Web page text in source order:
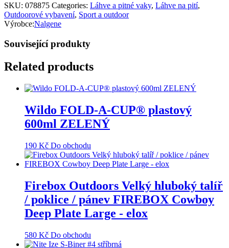
SKU: 078875 Categories: Láhve a pitné vaky, Láhve na pití,
Outdoorové vybavení, Sport a outdoor
Výrobce:Nalgene
Související produkty
Related products
Wildo FOLD-A-CUP® plastový
600ml ZELENÝ
190 Kč Do obchodu
Firebox Outdoors Velký hluboký talíř
/ poklice / pánev FIREBOX Cowboy
Deep Plate Large - elox
580 Kč Do obchodu